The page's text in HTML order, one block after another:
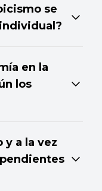
se
en la
los
y a la vez